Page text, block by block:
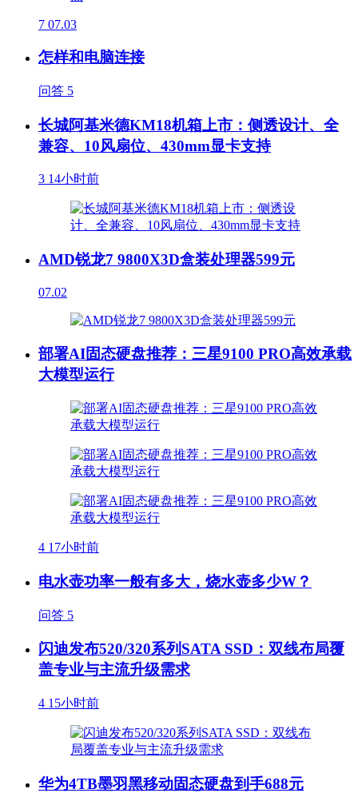
7 07.03
怎样和电脑连接
问答 5
长城阿基米德KM18机箱上市：侧透设计、全
兼容、10风扇位、430mm显卡支持
3 14小时前
AMD锐龙7 9800X3D盒装处理器599元
07.02
部署AI固态硬盘推荐：三星9100 PRO高效承载
大模型运行
4 17小时前
电水壶功率一般有多大，烧水壶多少W？
问答 5
闪迪发布520/320系列SATA SSD：双线布局覆
盖专业与主流升级需求
4 15小时前
华为4TB墨羽黑移动固态硬盘到手688元